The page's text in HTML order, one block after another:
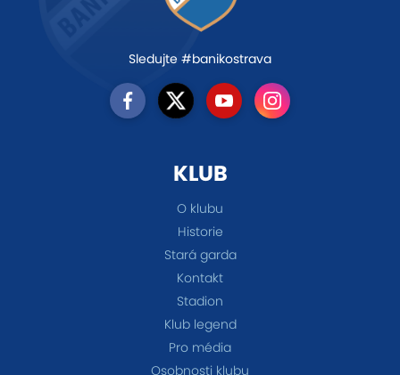
Sledujte #banikostrava
KLUB
O klubu
Historie
Stará garda
Kontakt
Stadion
Klub legend
Pro média
Osobnosti klubu